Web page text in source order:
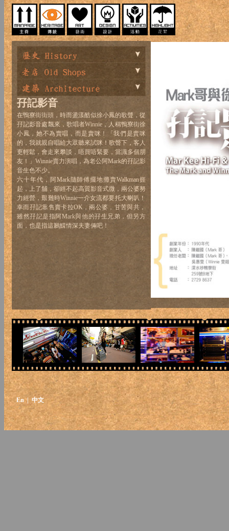
孖記影音
在鴨寮街街頭，時而盪漾酷似徐小鳳的歌聲，從
孖記影音處飄來，歌唱者Winnie，人稱鴨寮街徐
小鳳，她不為賣唱，而是賣咪！「我們是賣咪
的，我就親自唱給大眾聽來試咪！歌聲下，客人
更輕鬆，會走來攀談，唔買唔緊要，當識多個朋
友！」Winnie賣力演唱，為老公阿Mark的孖記影
音生色不少。
六十年代，阿Mark隨師傅擺地攤賣Walkman捱
起，上了舖，卻經不起高質影音式微，兩公婆努
力經營，艱難時Winnie一介女流都要托大喇叭！
幸而孖記靠售賣卡拉OK，兩公婆，甘苦與共，
雖然孖記是指阿Mark與他的孖生兄弟，但另方
面，也是指這鶼鰈情深夫妻倆吧！
En | 中文